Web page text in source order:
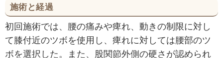
施術と経過
初回施術では、腰の痛みや痺れ、動きの制限に対し
て膝付近のツボを使用し、痺れに対しては腰部のツ
ボを選択した。また、股関節外側の硬さが認められ